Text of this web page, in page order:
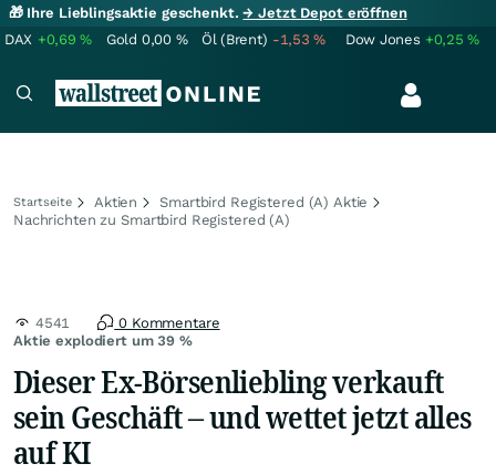
🎁 Ihre Lieblingsaktie geschenkt.→ Jetzt Depot eröffnen
DAX +0,69% Gold 0,00 % Öl (Brent) -1,53% Dow Jones +0,25%
Startseite Aktien
Smartbird Registered (A) Aktie
Nachrichten zu Smartbird Registered (A)
Aktie explodiert um 39 %
4541 0 Kommentare
Dieser Ex-Börsenliebling verkauft
sein Geschäft – und wettet jetzt alles
auf KI